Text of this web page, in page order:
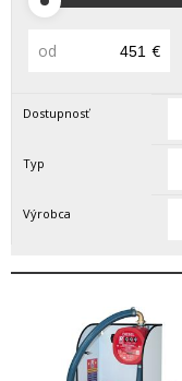
od €
Dostupnosť
Typ
Výrobca